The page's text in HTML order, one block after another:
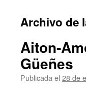
Archivo de
Aiton-
Güeñes
Publicada el 28 de